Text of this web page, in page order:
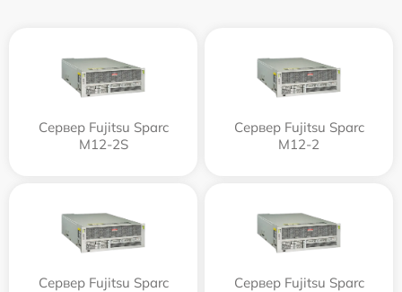
Сервер Fujitsu Sparc
M12-2S
Сервер Fujitsu Sparc
M12-2
Сервер Fujitsu Sparc
Сервер Fujitsu Sparc